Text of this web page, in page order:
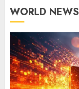
WORLD NEWS